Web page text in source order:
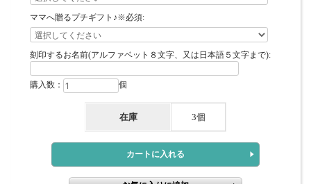
ママへ贈るプチギフト♪※必須:
刻印するお名前(アルファベット８文字、又は日本語５文字まで):
購入数： 個
在庫 3個